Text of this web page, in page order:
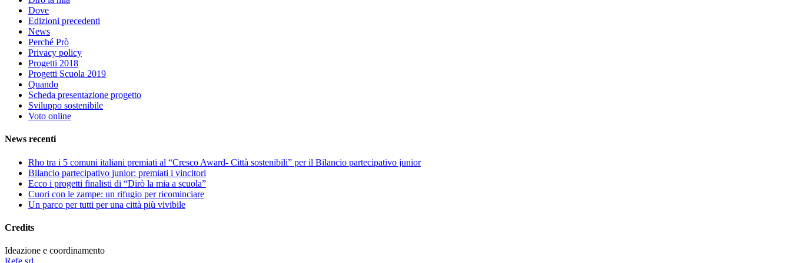
Dove
Edizioni precedenti
News
Perché Prò
Privacy policy
Progetti 2018
Progetti Scuola 2019
Quando
Scheda presentazione progetto
Sviluppo sostenibile
Voto online
News recenti
Rho tra i 5 comuni italiani premiati al “Cresco Award- Città sostenibili” per il Bilancio partecipativo junior
Bilancio partecipativo junior: premiati i vincitori
Ecco i progetti finalisti di “Dirò la mia a scuola”
Cuori con le zampe: un rifugio per ricominciare
Un parco per tutti per una città più vivibile
Credits
Ideazione e coordinamento
Refe srl